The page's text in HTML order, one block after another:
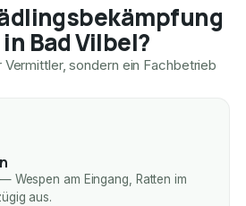
Bad Vilbel?
sondern ein Fachbetrieb
Wespen am Eingang, Ratten im
aus.